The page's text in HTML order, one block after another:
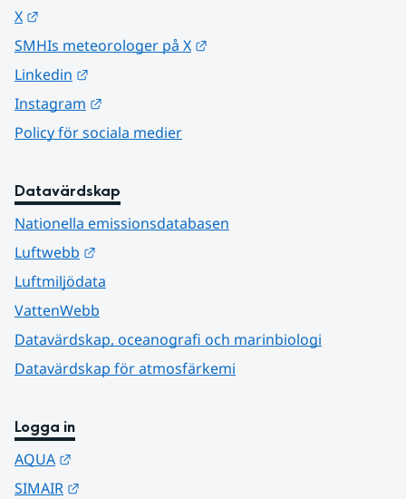
X
SMHIs meteorologer på X
Linkedin
Instagram
Policy för sociala medier
Datavärdskap
Nationella emissionsdatabasen
Luftwebb
Luftmiljödata
VattenWebb
Datavärdskap, oceanografi och marinbiologi
Datavärdskap för atmosfärkemi
Logga in
AQUA
SIMAIR